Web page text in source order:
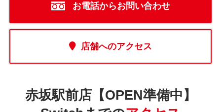
お電話からお問い合わせ
店舗へのアクセス
赤坂駅前店【OPEN準備中】